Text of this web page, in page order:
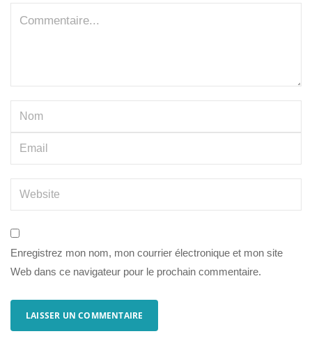
Enregistrez mon nom, mon courrier électronique et mon site
Web dans ce navigateur pour le prochain commentaire.